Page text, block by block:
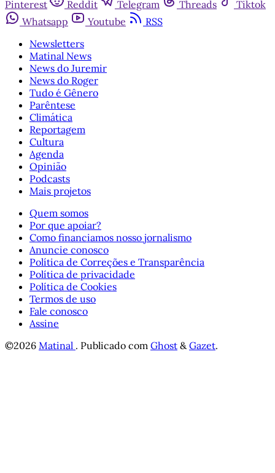
Pinterest
Reddit Telegram Threads
Tiktok
Whatsapp
Youtube
RSS
Newsletters
Matinal News
News do Juremir
News do Roger
Tudo é Gênero
Parêntese
Climática
Reportagem
Cultura
Agenda
Opinião
Podcasts
Mais projetos
Quem somos
Por que apoiar?
Como financiamos nosso jornalismo
Anuncie conosco
Política de Correções e Transparência
Política de privacidade
Política de Cookies
Termos de uso
Fale conosco
Assine
©2026 Matinal . Publicado com Ghost & Gazet.